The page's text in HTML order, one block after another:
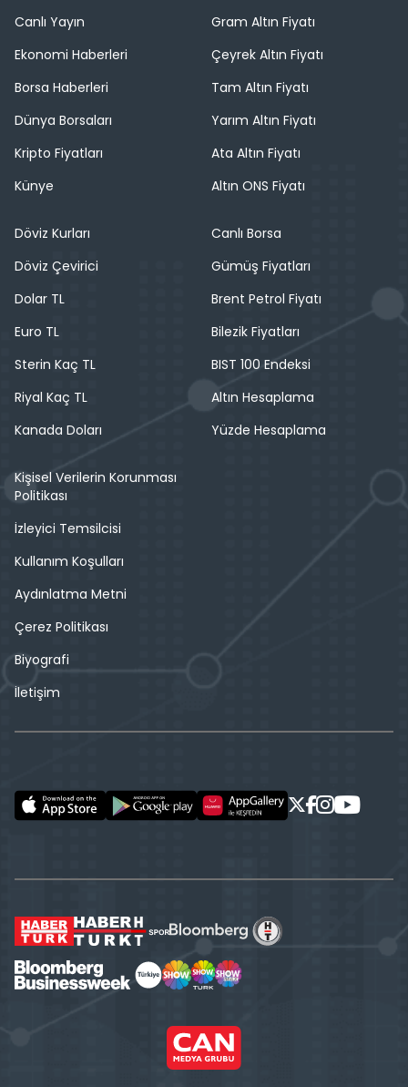
Canlı Yayın
Ekonomi Haberleri
Borsa Haberleri
Dünya Borsaları
Kripto Fiyatları
Künye
Gram Altın Fiyatı
Çeyrek Altın Fiyatı
Tam Altın Fiyatı
Yarım Altın Fiyatı
Ata Altın Fiyatı
Altın ONS Fiyatı
Döviz Kurları
Döviz Çevirici
Dolar TL
Euro TL
Sterin Kaç TL
Riyal Kaç TL
Kanada Doları
Canlı Borsa
Gümüş Fiyatları
Brent Petrol Fiyatı
Bilezik Fiyatları
BIST 100 Endeksi
Altın Hesaplama
Yüzde Hesaplama
Kişisel Verilerin Korunması
Politikası
İzleyici Temsilcisi
Kullanım Koşulları
Aydınlatma Metni
Çerez Politikası
Biyografi
İletişim